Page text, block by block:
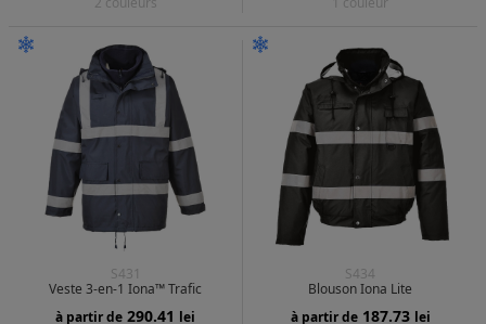
S431
Veste 3-en-1 Iona™ Trafic
à partir de 290.41 lei
S434
Blouson Iona Lite
à partir de 187.73 lei